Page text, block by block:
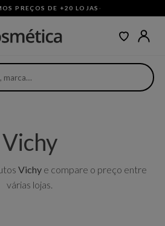
PREÇOS DE +20 LOJAS ·
Vichy
Vichye compare o preço entre
várias lojas.